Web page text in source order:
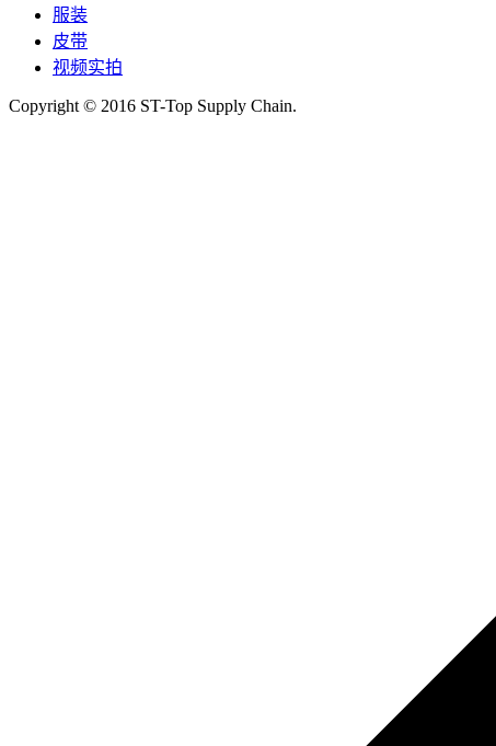
服装
皮带
视频实拍
Copyright © 2016 ST-Top Supply Chain.